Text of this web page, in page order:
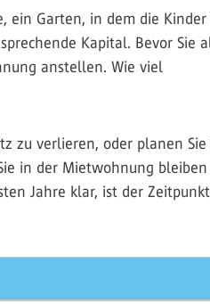
ein Garten, in dem die Kinder
Kapital. Bevor Sie
anstellen. Wie viel
zu verlieren, oder planen
in der Mietwohnung
Jahre klar, ist der